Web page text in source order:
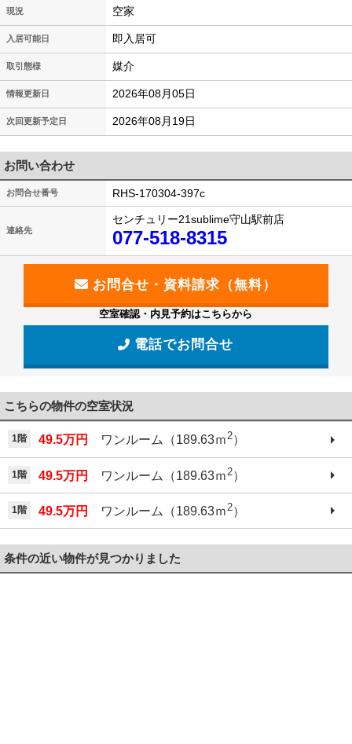
現況 空家
入居可能日 即入居可
取引態様 媒介
情報更新日 2026年08月05日
次回更新予定日 2026年08月19日
お問い合わせ
お問合せ番号 RHS-170304-397c
連絡先
センチュリー21sublime守山駅前店
077-518-8315
空室確認・内見予約はこちらから
電話でお問合せ
こちらの物件の空室状況
1階 49.5万円 ワンルーム（189.63ｍ2）
1階 49.5万円 ワンルーム（189.63ｍ 2）
1階 49.5万円 ワンルーム（189.63ｍ 2）
条件の近い物件が見つかりました